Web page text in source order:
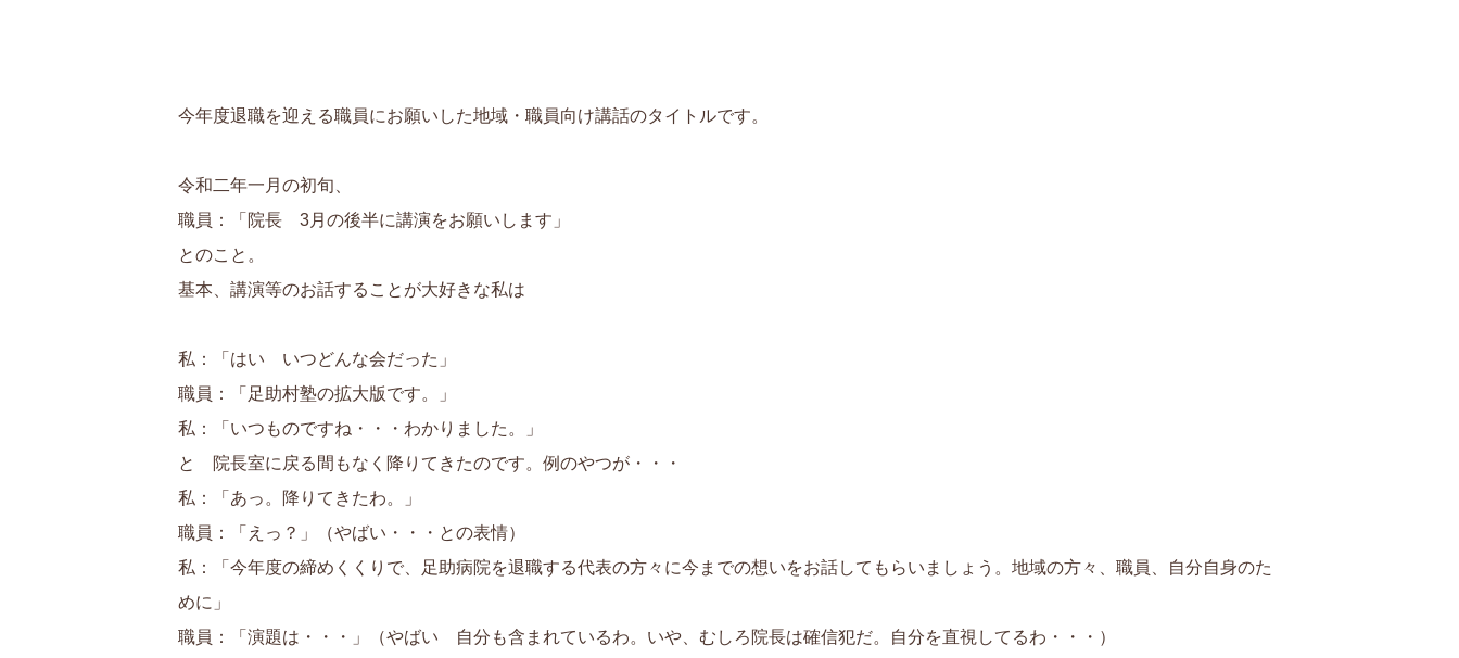
今年度退職を迎える職員にお願いした地域・職員向け講話のタイトルです。
令和二年一月の初旬、
職員：「院長 3月の後半に講演をお願いします」
とのこと。
基本、講演等のお話することが大好きな私は
私：「はい いつどんな会だった」
職員：「足助村塾の拡大版です。」
私：「いつものですね・・・わかりました。」
と 院長室に戻る間もなく降りてきたのです。例のやつが・・・
私：「あっ。降りてきたわ。」
職員：「えっ？」（やばい・・・との表情）
私：「今年度の締めくくりで、足助病院を退職する代表の方々に今までの想いをお話してもらいましょう。地域の方々、職員、自分自身のた
めに」
職員：「演題は・・・」（やばい 自分も含まれているわ。いや、むしろ院長は確信犯だ。自分を直視してるわ・・・）